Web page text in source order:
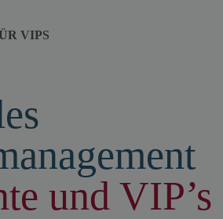
VIPS
und VIP’s